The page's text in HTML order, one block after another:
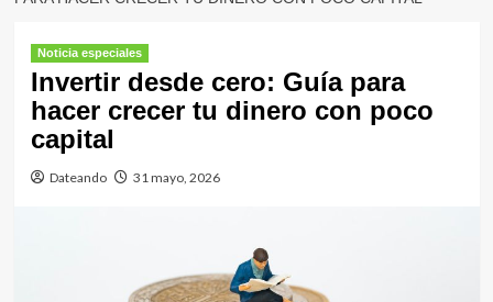
Noticia especiales
Invertir desde cero: Guía para
hacer crecer tu dinero con poco
capital
Dateando 31 mayo, 2026